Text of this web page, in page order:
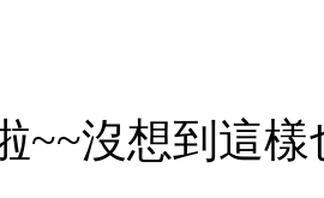
~~沒想到這樣